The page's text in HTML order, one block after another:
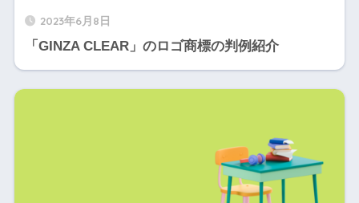
2023年6月8日
「GINZA CLEAR」のロゴ商標の判例紹介